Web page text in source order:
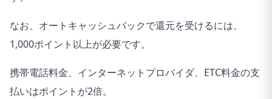
なお、オートキャッシュバックで還元を受けるには、
1,000ポイント以上が必要です。
携帯電話料金、インターネットプロバイダ、ETC料金の支
払いはポイントが2倍。